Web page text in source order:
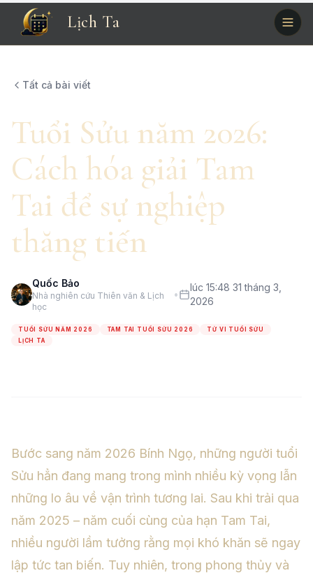
Lịch Ta
Tất cả bài viết
Tuổi Sửu năm 2026:
Cách hóa giải Tam
Tai để sự nghiệp
thăng tiến
Quốc Bảo
Nhà nghiên cứu Thiên văn & Lịch
học
•
lúc 15:48 31 tháng 3,
2026
TUỔI SỬU NĂM 2026 TAM TAI TUỔI SỬU 2026
TỬ VI TUỔI SỬU
LỊCH TA
Bước sang năm 2026 Bính Ngọ, những người tuổi
Sửu hẳn đang mang trong mình nhiều kỳ vọng lẫn
những lo âu về vận trình tương lai. Sau khi trải qua
năm 2025 – năm cuối cùng của hạn Tam Tai,
nhiều người lầm tưởng rằng mọi khó khăn sẽ ngay
lập tức tan biến. Tuy nhiên, trong phong thủy và